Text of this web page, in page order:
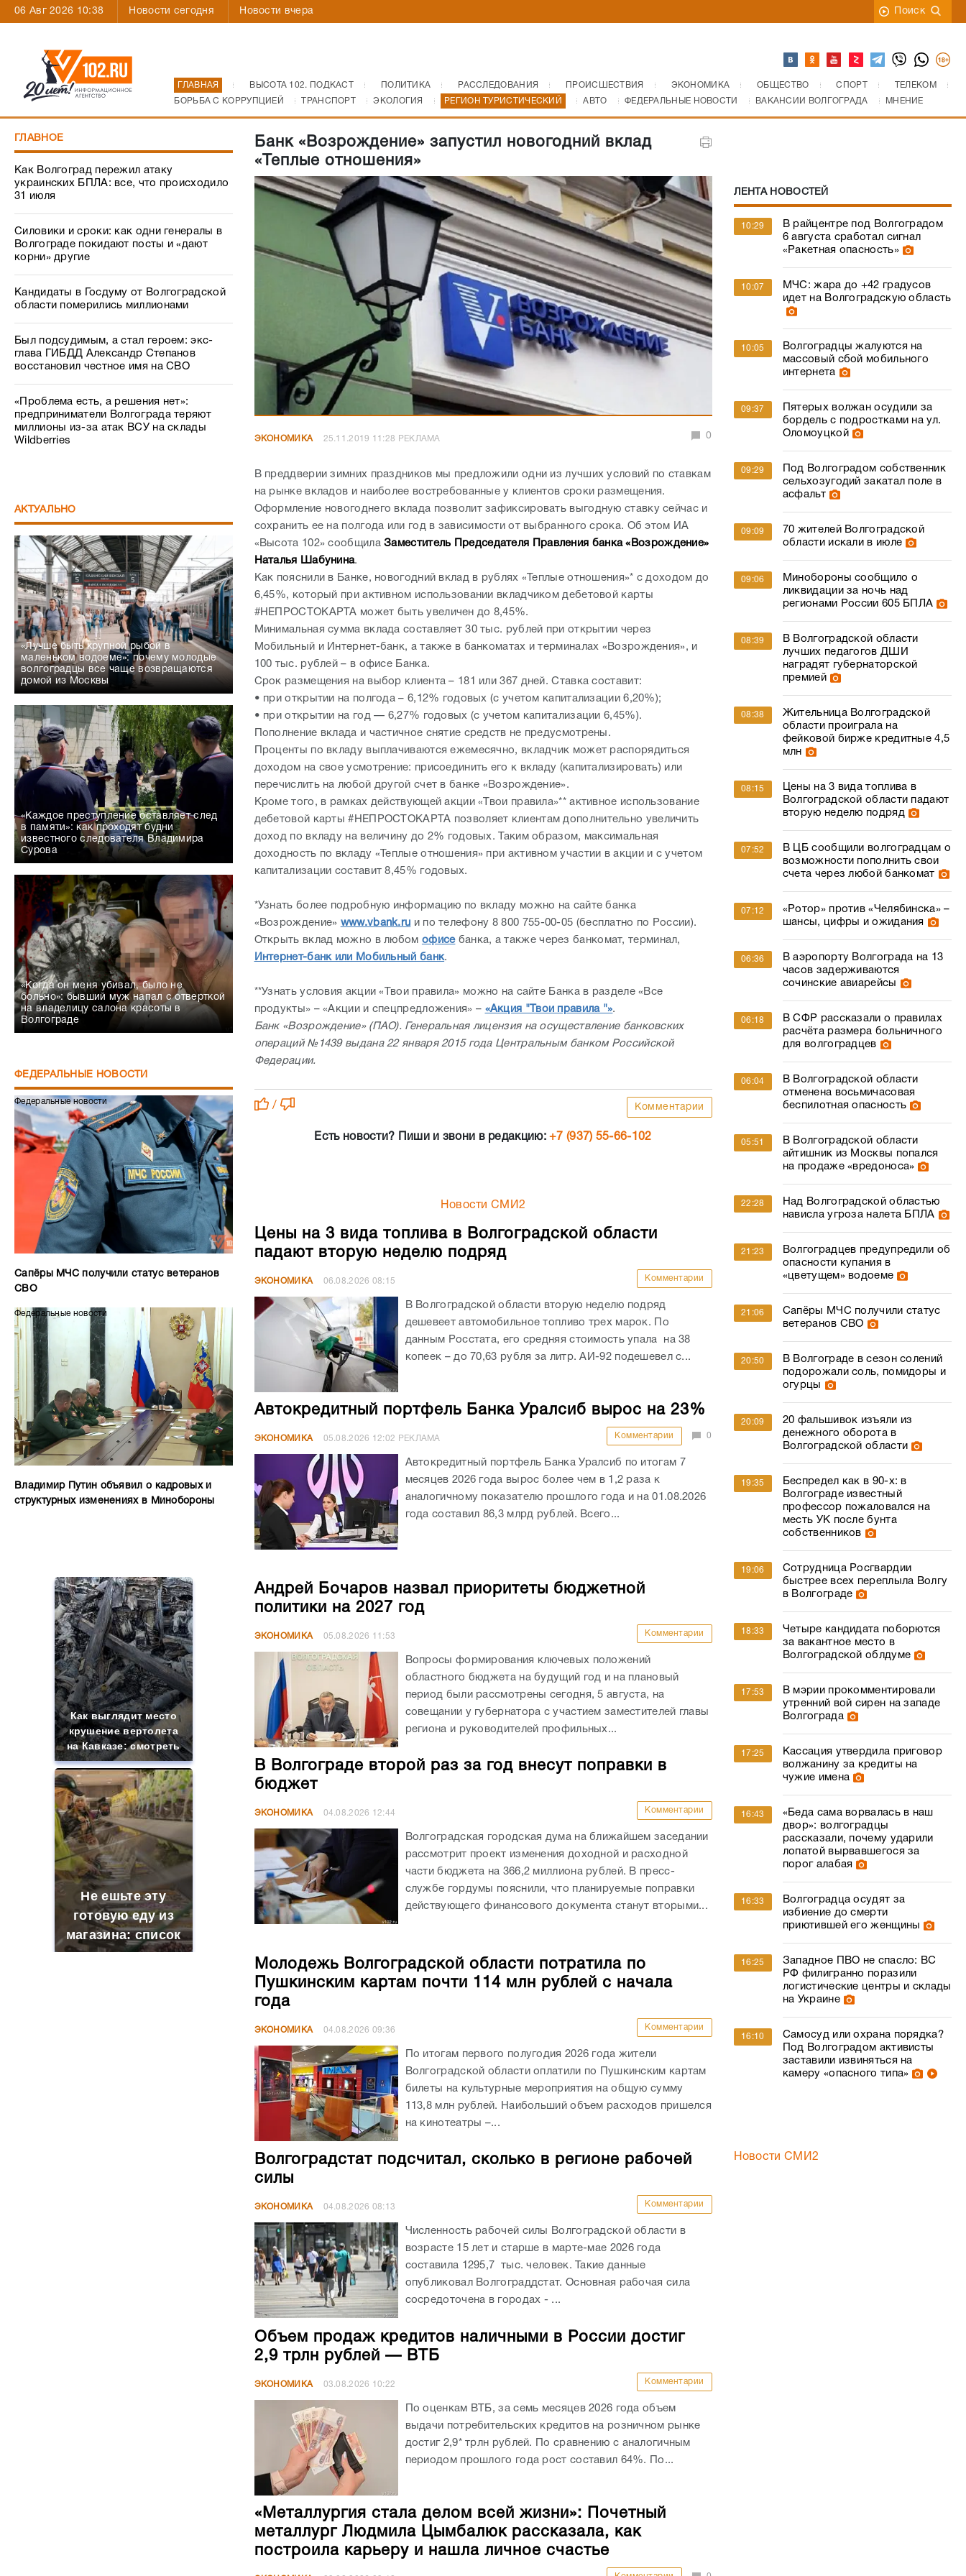
06 Авг 2026 10:38 Новости сегодня Новости вчера Поиск
ГЛАВНАЯ ВЫСОТА 102. ПОДКАСТ ПОЛИТИКА РАССЛЕДОВАНИЯ ПРОИСШЕСТВИЯ ЭКОНОМИКА ОБЩЕСТВО СПОРТ
ТЕЛЕКОМ
БОРЬБА С КОРРУПЦИЕЙ
ТРАНСПОРТ ЭКОЛОГИЯ РЕГИОН ТУРИСТИЧЕСКИЙ АВТО ФЕДЕРАЛЬНЫЕ НОВОСТИ ВАКАНСИИ ВОЛГОГРАДА МНЕНИЕ
ГЛАВНОЕ
Как Волгоград пережил атаку
украинских БПЛА: все, что происходило
31 июля
Силовики и сроки: как одни генералы в
Волгограде покидают посты и «дают
корни» другие
Кандидаты в Госдуму от Волгоградской
области померились миллионами
Был подсудимым, а стал героем: экс-
глава ГИБДД Александр Степанов
восстановил честное имя на СВО
«Проблема есть, а решения нет»:
предприниматели Волгограда теряют
миллионы из-за атак ВСУ на склады
Wildberries
АКТУАЛЬНО
«Лучше быть крупной рыбой в
маленьком водоеме»: почему молодые
волгоградцы все чаще возвращаются
домой из Москвы
«Каждое преступление оставляет след
в памяти»: как проходят будни
известного следователя Владимира
Сурова
«Когда он меня убивал, было не
больно»: бывший муж напал с отверткой
на владелицу салона красоты в
Волгограде
ФЕДЕРАЛЬНЫЕ НОВОСТИ
Федеральные новости
Сапёры МЧС получили статус ветеранов
СВО
Федеральные новости
Владимир Путин объявил о кадровых и
структурных изменениях в Минобороны
Как выглядит место
крушение вертолета
на Кавказе: смотреть
Не ешьте эту
готовую еду из
магазина: список
Банк «Возрождение» запустил новогодний вклад
«Теплые отношения»
ЭКОНОМИКА 25.11.2019 11:28 РЕКЛАМА 0
В преддверии зимних праздников мы предложили одни из лучших условий по ставкам
на рынке вкладов и наиболее востребованные у клиентов сроки размещения.
Оформление новогоднего вклада позволит зафиксировать выгодную ставку сейчас и
сохранить ее на полгода или год в зависимости от выбранного срока. Об этом ИА
«Высота 102» сообщилаЗаместитель Председателя Правления банка «Возрождение»
Наталья Шабунина.
Как пояснили в Банке, новогодний вклад в рублях «Теплые отношения»* с доходом до
6,45%, который при активном использовании вкладчиком дебетовой карты
#НЕПРОСТОКАРТА может быть увеличен до 8,45%.
Минимальная сумма вклада составляет 30 тыс. рублей при открытии через
Мобильный и Интернет-банк, а также в банкоматах и терминалах «Возрождения», и
100 тыс. рублей – в офисе Банка.
Срок размещения на выбор клиента – 181 или 367 дней. Ставка составит:
• при открытии на полгода – 6,12% годовых (с учетом капитализации 6,20%);
• при открытии на год — 6,27% годовых (с учетом капитализации 6,45%).
Пополнение вклада и частичное снятие средств не предусмотрены.
Проценты по вкладу выплачиваются ежемесячно, вкладчик может распорядиться
доходом на свое усмотрение: присоединить его к вкладу (капитализировать) или
перечислить на любой другой счет в банке «Возрождение».
Кроме того, в рамках действующей акции «Твои правила»** активное использование
дебетовой карты #НЕПРОСТОКАРТА позволяет клиентам дополнительно увеличить
доход по вкладу на величину до 2% годовых. Таким образом, максимальная
доходность по вкладу «Теплые отношения» при активном участии в акции и с учетом
капитализации составит 8,45% годовых.
*Узнать более подробную информацию по вкладу можно на сайте банка
«Возрождение» www.vbank.ru и по телефону 8 800 755-00-05 (бесплатно по России).
Открыть вклад можно в любом офисебанка, а также через банкомат, терминал,
Интернет-банк или Мобильный банк.
**Узнать условия акции «Твои правила» можно на сайте Банка в разделе «Все
продукты» – «Акции и спецпредложения» – «Акция "Твои правила "».
Банк «Возрождение» (ПАО). Генеральная лицензия на осуществление банковских
операций №1439 выдана 22 января 2015 года Центральным банком Российской
Федерации.
/ Комментарии
Есть новости? Пиши и звони в редакцию:+7 (937) 55-66-102
Новости СМИ2
Цены на 3 вида топлива в Волгоградской области
падают вторую неделю подряд
ЭКОНОМИКА 06.08.2026 08:15 Комментарии
В Волгоградской области вторую неделю подряд
дешевеет автомобильное топливо трех марок. По
данным Росстата, его средняя стоимость упала на 38
копеек – до 70,63 рубля за литр. АИ-92 подешевел с...
Автокредитный портфель Банка Уралсиб вырос на 23%
ЭКОНОМИКА 05.08.2026 12:02 РЕКЛАМА Комментарии 0
Автокредитный портфель Банка Уралсиб по итогам 7
месяцев 2026 года вырос более чем в 1,2 раза к
аналогичному показателю прошлого года и на 01.08.2026
года составил 86,3 млрд рублей. Всего...
Андрей Бочаров назвал приоритеты бюджетной
политики на 2027 год
ЭКОНОМИКА 05.08.2026 11:53 Комментарии
Вопросы формирования ключевых положений
областного бюджета на будущий год и на плановый
период были рассмотрены сегодня, 5 августа, на
совещании у губернатора с участием заместителей главы
региона и руководителей профильных...
В Волгограде второй раз за год внесут поправки в
бюджет
ЭКОНОМИКА 04.08.2026 12:44 Комментарии
Волгоградская городская дума на ближайшем заседании
рассмотрит проект изменения доходной и расходной
части бюджета на 366,2 миллиона рублей. В пресс-
службе гордумы пояснили, что планируемые поправки
действующего финансового документа станут вторыми...
Молодежь Волгоградской области потратила по
Пушкинским картам почти 114 млн рублей с начала
года
ЭКОНОМИКА 04.08.2026 09:36 Комментарии
По итогам первого полугодия 2026 года жители
Волгоградской области оплатили по Пушкинским картам
билеты на культурные мероприятия на общую сумму
113,8 млн рублей. Наибольший объем расходов пришелся
на кинотеатры –...
Волгоградстат подсчитал, сколько в регионе рабочей
силы
ЭКОНОМИКА 04.08.2026 08:13 Комментарии
Численность рабочей силы Волгоградской области в
возрасте 15 лет и старше в марте-мае 2026 года
составила 1295,7 тыс. человек. Такие данные
опубликовал Волгограддстат. Основная рабочая сила
сосредоточена в городах - ...
Объем продаж кредитов наличными в России достиг
2,9 трлн рублей — ВТБ
ЭКОНОМИКА 03.08.2026 10:22 Комментарии
По оценкам ВТБ, за семь месяцев 2026 года объем
выдачи потребительских кредитов на розничном рынке
достиг 2,9* трлн рублей. По сравнению с аналогичным
периодом прошлого года рост составил 64%. По...
«Металлургия стала делом всей жизни»: Почетный
металлург Людмила Цымбалюк рассказала, как
построила карьеру и нашла личное счастье
ЛЕНТА НОВОСТЕЙ
10:29
В райцентре под Волгоградом
6 августа сработал сигнал
«Ракетная опасность»
10:07
МЧС: жара до +42 градусов
идет на Волгоградскую область
10:05
Волгоградцы жалуются на
массовый сбой мобильного
интернета
09:37
Пятерых волжан осудили за
бордель с подростками на ул.
Оломоуцкой
09:29
Под Волгоградом собственник
сельхозугодий закатал поле в
асфальт
09:09
70 жителей Волгоградской
области искали в июле
09:06
Минобороны сообщило о
ликвидации за ночь над
регионами России 605 БПЛА
08:39
В Волгоградской области
лучших педагогов ДШИ
наградят губернаторской
премией
08:38
Жительница Волгоградской
области проиграла на
фейковой бирже кредитные 4,5
млн
08:15
Цены на 3 вида топлива в
Волгоградской области падают
вторую неделю подряд
07:52
В ЦБ сообщили волгоградцам о
возможности пополнить свои
счета через любой банкомат
07:12
«Ротор» против «Челябинска» –
шансы, цифры и ожидания
06:36
В аэропорту Волгограда на 13
часов задерживаются
сочинские авиарейсы
06:18
В СФР рассказали о правилах
расчёта размера больничного
для волгоградцев
06:04
В Волгоградской области
отменена восьмичасовая
беспилотная опасность
05:51
В Волгоградской области
айтишник из Москвы попался
на продаже «вредоноса»
22:28
Над Волгоградской областью
нависла угроза налета БПЛА
21:23
Волгоградцев предупредили об
опасности купания в
«цветущем» водоеме
21:06
Сапёры МЧС получили статус
ветеранов СВО
20:50
В Волгограде в сезон солений
подорожали соль, помидоры и
огурцы
20:09
20 фальшивок изъяли из
денежного оборота в
Волгоградской области
19:35
Беспредел как в 90-х: в
Волгограде известный
профессор пожаловался на
месть УК после бунта
собственников
19:06
Сотрудница Росгвардии
быстрее всех переплыла Волгу
в Волгограде
18:33
Четыре кандидата поборются
за вакантное место в
Волгоградской облдуме
17:53
В мэрии прокомментировали
утренний вой сирен на западе
Волгограда
17:25
Кассация утвердила приговор
волжанину за кредиты на
чужие имена
16:43
«Беда сама ворвалась в наш
двор»: волгоградцы
рассказали, почему ударили
лопатой вырвавшегося за
порог алабая
16:33
Волгоградца осудят за
избиение до смерти
приютившей его женщины
16:25
Западное ПВО не спасло: ВС
РФ филигранно поразили
логистические центры и склады
на Украине
16:10
Самосуд или охрана порядка?
Под Волгоградом активисты
заставили извиняться на
камеру «опасного типа»
Новости СМИ2